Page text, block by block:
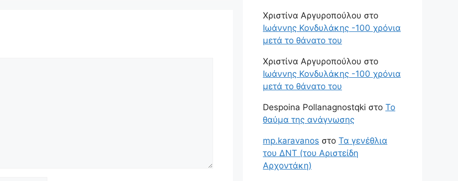
Χριστίνα Αργυροπούλου στο
Ιωάννης Κονδυλάκης -100 χρόνια
μετά το θάνατο του
Χριστίνα Αργυροπούλου στο
Ιωάννης Κονδυλάκης -100 χρόνια
μετά το θάνατο του
Despoina Pollanagnostqki στο Το
θαύμα της ανάγνωσης
mp.karavanos στο Τα γενέθλια
του ΔΝΤ (του Αριστείδη
Αρχοντάκη)